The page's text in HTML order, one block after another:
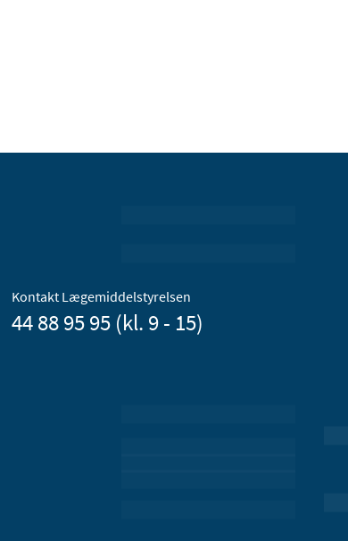
Kontakt Lægemiddelstyrelsen
44 88 95 95 (kl. 9 - 15)